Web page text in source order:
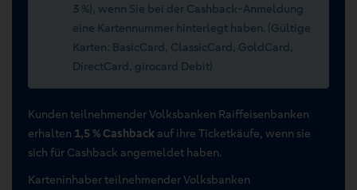
3 %), wenn Sie bei der Cashback-Anmeldung
eine Kartennummer hinterlegt haben. (Gültige
Karten: BasicCard, ClassicCard, GoldCard,
DirectCard, girocard Debit)
Kunden teilnehmender Volksbanken Raiffeisenbanken
erhalten 1,5 % Cashback auf ihre Ticketkäufe, wenn sie
sich für Cashback angemeldet haben.
Karteninhaber teilnehmender Volksbanken